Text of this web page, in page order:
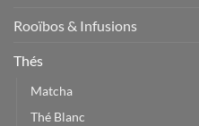
Rooïbos & Infusions
Thés
Matcha
Thé Blanc